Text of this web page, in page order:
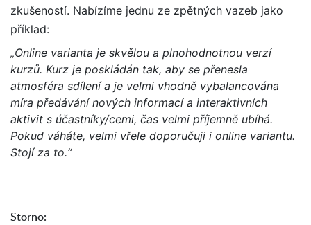
zkušeností. Nabízíme jednu ze zpětných vazeb jako
příklad:
„Online varianta je skvělou a plnohodnotnou verzí
kurzů. Kurz je poskládán tak, aby se přenesla
atmosféra sdílení a je velmi vhodně vybalancována
míra předávání nových informací a interaktivních
aktivit s účastníky/cemi, čas velmi příjemně ubíhá.
Pokud váháte, velmi vřele doporučuji i online variantu.
Stojí za to.“
Storno: